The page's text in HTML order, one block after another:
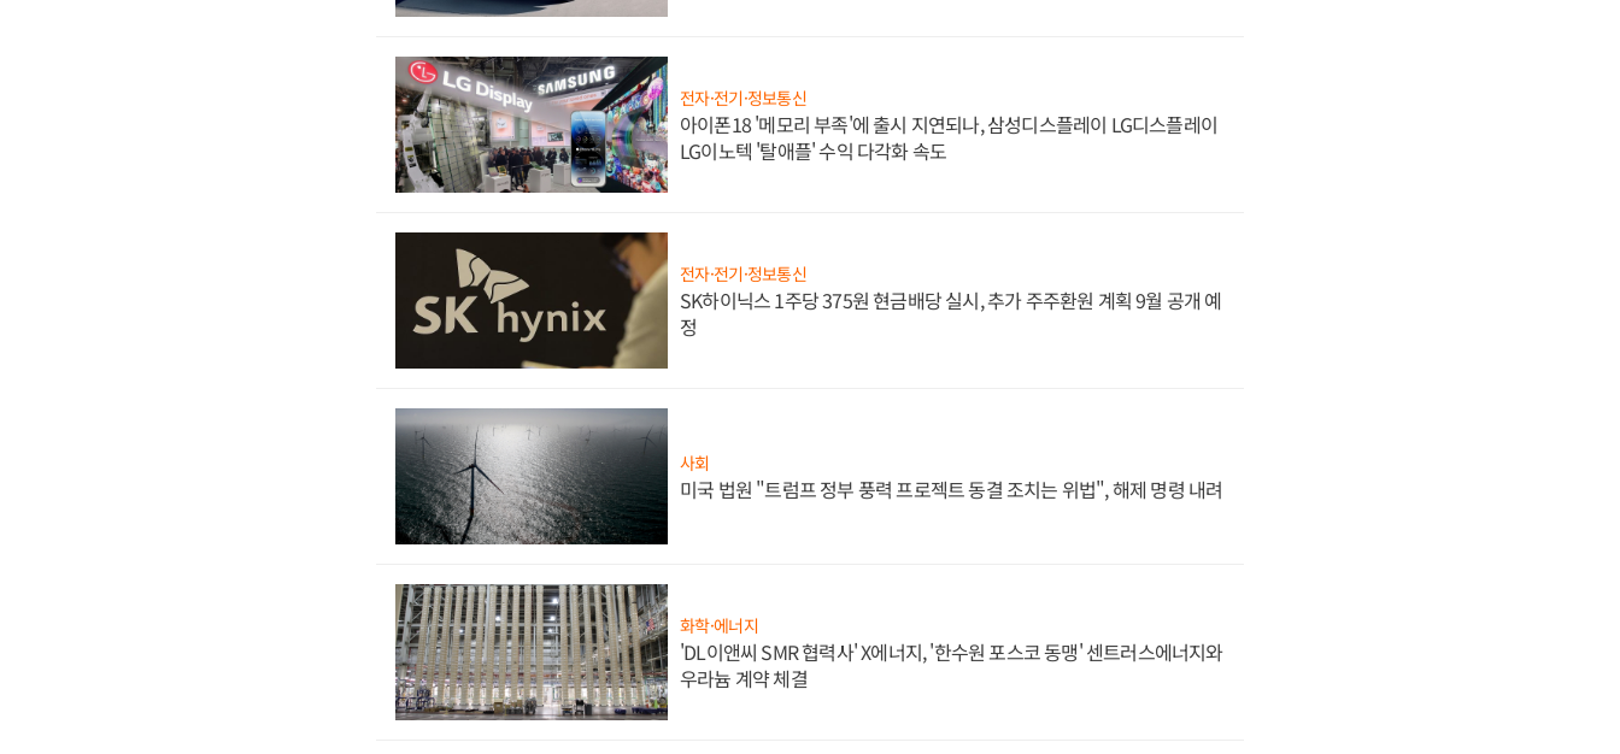
전자·전기·정보통신
아이폰18 '메모리 부족'에 출시 지연되나, 삼성디스플레이 LG디스플레이
LG이노텍 '탈애플' 수익 다각화 속도
전자·전기·정보통신
SK하이닉스 1주당 375원 현금배당 실시, 추가 주주환원 계획 9월 공개 예
정
사회
미국 법원 "트럼프 정부 풍력 프로젝트 동결 조치는 위법", 해제 명령 내려
화학·에너지
'DL이앤씨 SMR 협력사' X에너지, '한수원 포스코 동맹' 센트러스에너지와
우라늄 계약 체결